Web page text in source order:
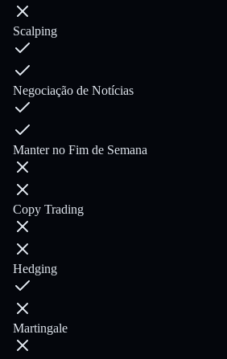
Scalping
Negociação de Notícias
Manter no Fim de Semana
Copy Trading
Hedging
Martingale